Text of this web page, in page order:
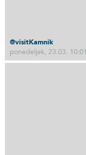
@visitKamnik
ponedeljek, 23.03. 10:01